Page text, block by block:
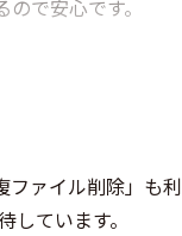
で安心です。
ファイル削除」も利
ています。